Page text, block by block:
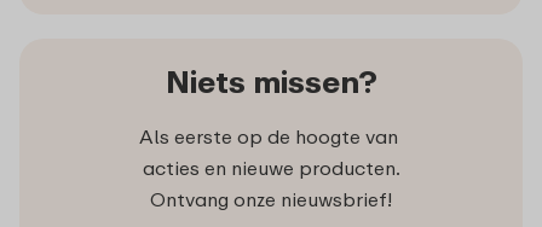
Niets missen?
Als eerste op de hoogte van
acties en nieuwe producten.
Ontvang onze nieuwsbrief!